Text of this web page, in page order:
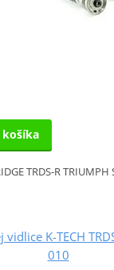
košíka
TRDS-R TRIUMPH
K-TECH
010